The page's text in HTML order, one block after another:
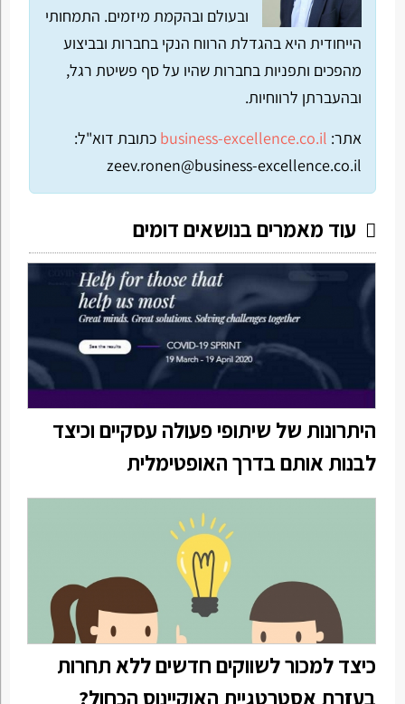
ובעולם ובהקמת מיזמים. התמחותי
הייחודית היא בהגדלת הרווח הנקי בחברות ובביצוע
מהפכים ותפניות בחברות שהיו על סף פשיטת רגל,
ובהעברתן לרווחיות.
אתר: business-excellence.co.il כתובת דוא"ל:
zeev.ronen@business-excellence.co.il
עוד מאמרים בנושאים דומים
היתרונות של שיתופי פעולה עסקיים וכיצד
לבנות אותם בדרך האופטימלית
כיצד למכור לשווקים חדשים ללא תחרות
בעזרת אסטרטגיית האוקיינוס הכחול?